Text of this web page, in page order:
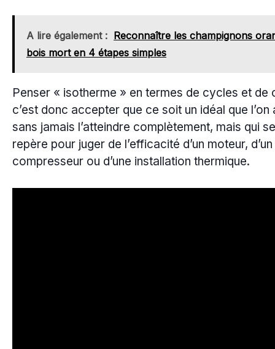
A lire également : Reconnaître les champignons
bois mort en 4 étapes simples
Penser « isotherme » en termes de cycles et de
c’est donc accepter que ce soit un idéal que
sans jamais l’atteindre complètement, mais qui
repère pour juger de l’efficacité d’un moteur, d’un
compresseur ou d’une installation thermique.